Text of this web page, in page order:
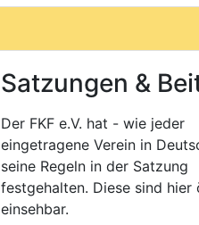
Satzungen &
Der FKF e.V. hat - wie jeder
eingetragene Verein in
seine Regeln in der Satzung
festgehalten. Diese sind
einsehbar.